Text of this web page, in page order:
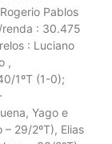
Pablos
renda : 30.475
: Luciano
,
1ºT (1-0);
Yago e
– 29/2ºT), Elias